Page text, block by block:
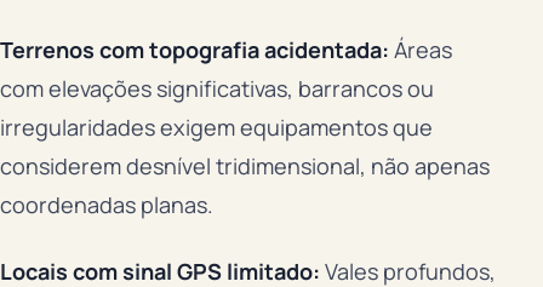
Terrenos com topografia acidentada: Áreas
com elevações significativas, barrancos ou
irregularidades exigem equipamentos que
considerem desnível tridimensional, não apenas
coordenadas planas.
Locais com sinal GPS limitado: Vales profundos,